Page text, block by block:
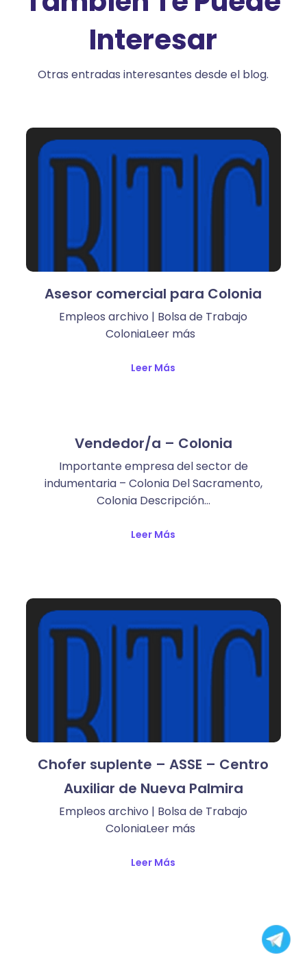
Interesar
Otras entradas interesantes desde el blog.
Asesor comercial para Colonia
Empleos archivo | Bolsa de Trabajo
ColoniaLeer más ​
Leer Más
Vendedor/a – Colonia
Importante empresa del sector de
indumentaria – Colonia Del Sacramento,
Colonia Descripción…
Leer Más
Chofer suplente – ASSE – Centro
Auxiliar de Nueva Palmira
Empleos archivo | Bolsa de Trabajo
ColoniaLeer más ​
Leer Más